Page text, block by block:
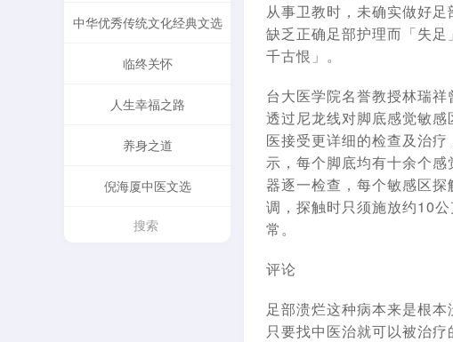
中华优秀传统文化经典文选
临终关怀
人生幸福之路
养身之道
倪海厦中医文选
从事卫教时，未确实做好
缺乏正确足部护理而「失
千古恨」。
台大医学院名誉教授林瑞
透过尼龙线对脚底感觉敏
医接受更详细的检查及治
示，每个脚底均有十余个
器逐一检查，每个敏感区
调，探触时只须施放约10
常。
评论
足部溃烂这种病本来是根
只要找中医治就可以被治